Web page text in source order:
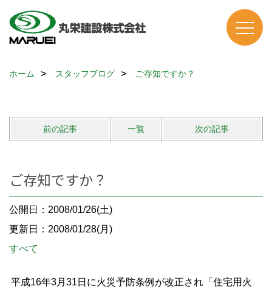
ホーム スタッフブログ ご存知ですか？
前の記事 一覧 次の記事
ご存知ですか？
公開日：2008/01/26(土)
更新日：2008/01/28(月)
すべて
平成16年3月31日に火災予防条例が改正され「住宅用火